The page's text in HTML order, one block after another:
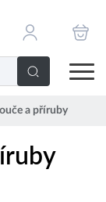
a příruby